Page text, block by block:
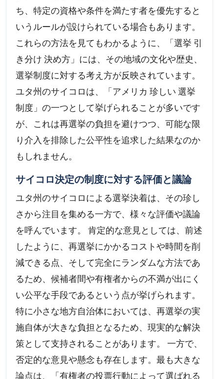
ち、特定の資格や条件を満たす者を優先すると
いうルールが設けられている場合もあります。
これらの方法を見てもわかるように、「選挙 引
き分け 決め方」には、その地域の文化や歴史、
選挙制度に対する考え方が反映されています。
ユタ州のサイコロは、「アメリカ 珍しい 選挙
制度」の一つとして挙げられることが多いです
が、これは再選挙の負担を避けつつ、可能な限
り介入を排除した公平性を追求した結果なのか
もしれません。
サイコロ決定の制度に対する評価と議論
ユタ州のサイコロによる選挙決着は、その珍し
さから注目を集める一方で、様々な評価や議論
を呼んでいます。 肯定的な意見としては、前述
したように、再選挙にかかるコストや時間を削
減できる点、そして完全にランダムな方法であ
るため、候補者間や有権者からの不満が出にく
い公平な手段であるという点が挙げられます。
特に小さな地方自治体においては、再選挙の実
施自体が大きな負担となるため、現実的な解決
策として支持されることがあります。 一方で、
否定的な意見や懸念も存在します。最も大きな
論点は、「有権者の投票行動によって選ばれる